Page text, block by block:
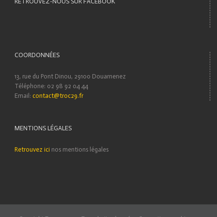
COORDONNÉES
13, rue du Pont Dinou, 29100 Douarnenez
Téléphone: 02 98 92 04 44
Email: contact@troc29.fr
MENTIONS LÉGALES
Retrouvez ici nos mentions légales